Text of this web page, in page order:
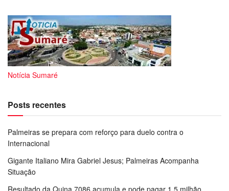
Notícia Sumaré
Posts recentes
Palmeiras se prepara com reforço para duelo contra o
Internacional
Gigante Italiano Mira Gabriel Jesus; Palmeiras Acompanha
Situação
Resultado da Quina 7086 acumula e pode pagar 1,5 milhão